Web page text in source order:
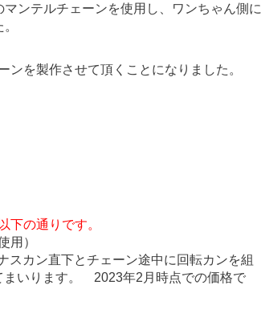
ンテルチェーンを使用し、ワンちゃん側に
を製作させて頂くことになりました。
下の通りです。
用）
カン直下とチェーン途中に回転カンを組
いります。 2023年2月時点での価格で